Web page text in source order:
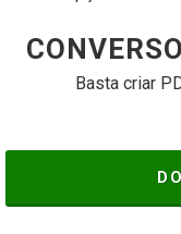
Basta criar